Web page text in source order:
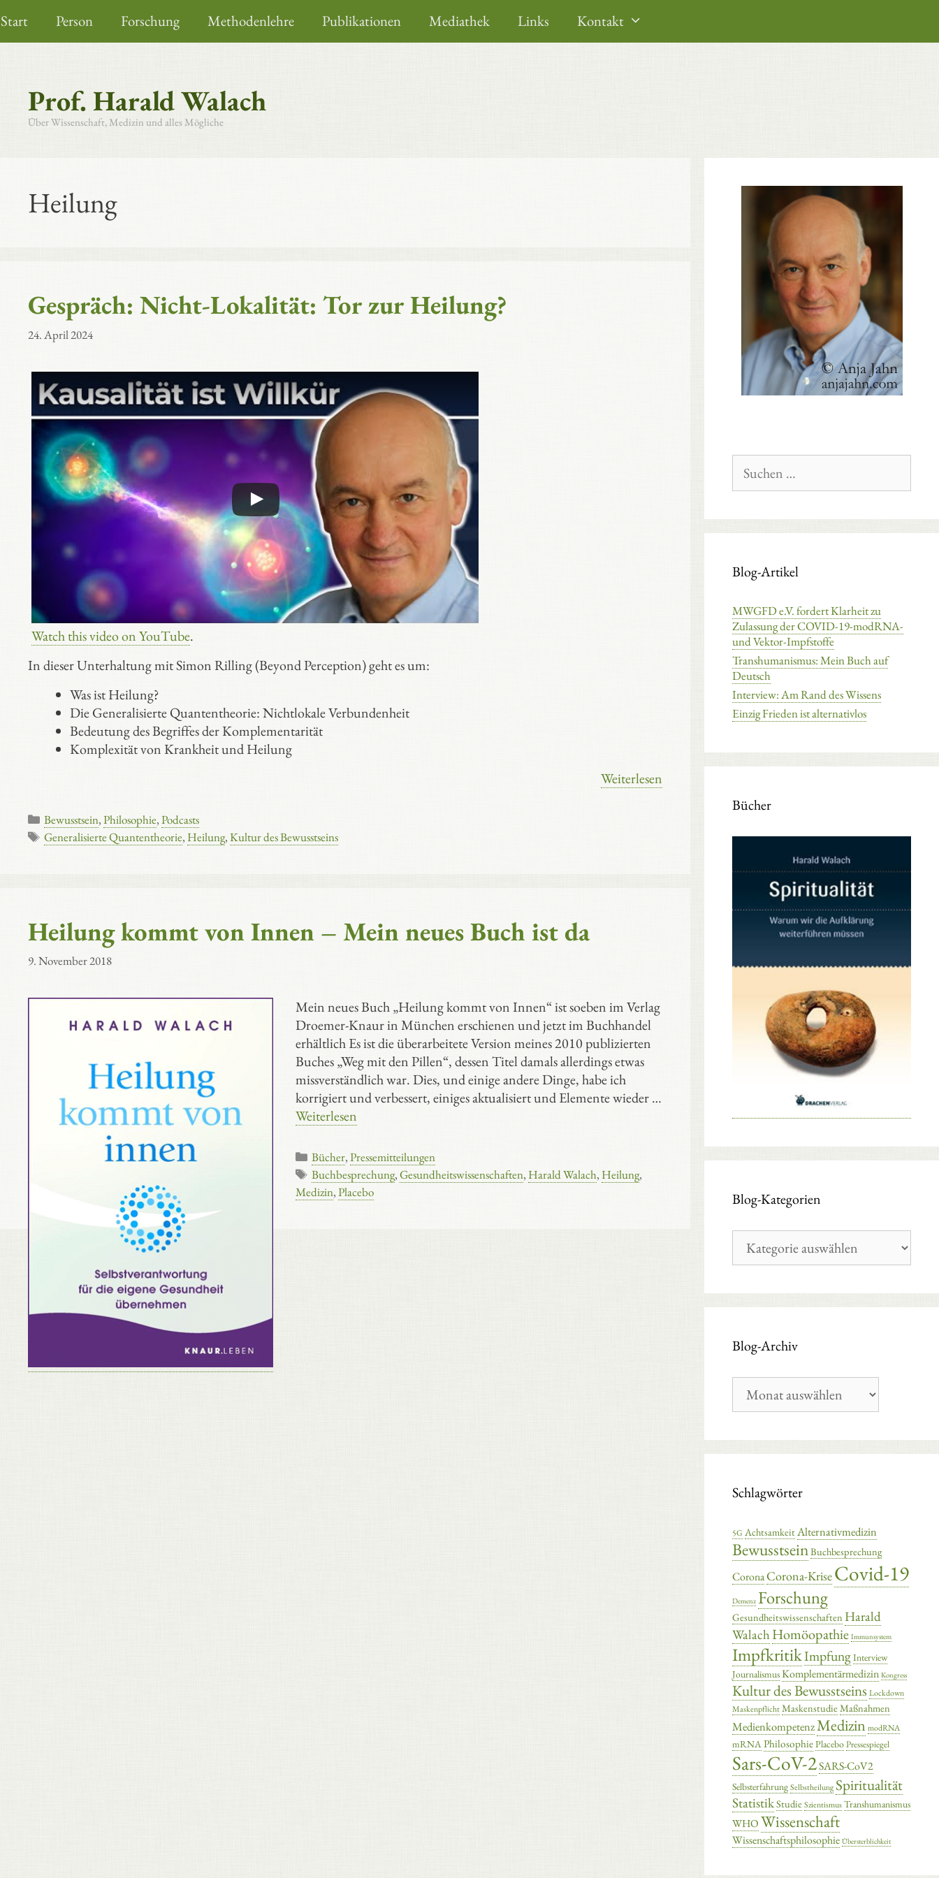
Inhalt
springen
Start Person Forschung Methodenlehre Publikationen Mediathek Links Kontakt
Prof. Harald Walach
Über Wissenschaft, Medizin und alles Mögliche
Heilung
Gespräch: Nicht-Lokalität: Tor zur Heilung?
24. April 2024
Watch this video on YouTube.
In dieser Unterhaltung mit Simon Rilling (Beyond Perception) geht es um:
Was ist Heilung?
Die Generalisierte Quantentheorie: Nichtlokale Verbundenheit
Bedeutung des Begriffes der Komplementarität
Komplexität von Krankheit und Heilung
Weiterlesen
Kategorien
Bewusstsein,Philosophie,Podcasts
Schlagwörter
Generalisierte Quantentheorie, Heilung,Kultur des Bewusstseins
Heilung kommt von Innen – Mein neues Buch ist da
9. November 2018
Mein neues Buch „Heilung kommt von Innen“ ist soeben im Verlag
Droemer-Knaur in München erschienen und jetzt im Buchhandel
erhältlich Es ist die überarbeitete Version meines 2010 publizierten
Buches „Weg mit den Pillen“, dessen Titel damals allerdings etwas
missverständlich war. Dies, und einige andere Dinge, habe ich
korrigiert und verbessert, einiges aktualisiert und Elemente wieder …
Weiterlesen
Kategorien
Bücher,Pressemitteilungen
Schlagwörter
Buchbesprechung,Gesundheitswissenschaften, Harald Walach, Heilung,
Medizin,Placebo
nach:
Blog-Artikel
MWGFD e.V. fordert Klarheit zu
Zulassung der COVID-19-modRNA-
und Vektor-Impfstoffe
Transhumanismus: Mein Buch auf
Deutsch
Interview: Am Rand des Wissens
Einzig Frieden ist alternativlos
Bücher
Blog-Kategorien
Kategorien
Blog-Archiv
Archiv
Schlagwörter
5G AchtsamkeitAlternativmedizin
BewusstseinBuchbesprechung
CoronaCorona-KriseCovid-19
Demenz Forschung
Gesundheitswissenschaften Harald
Walach Homöopathie Immunsystem
ImpfkritikImpfungInterview
JournalismusKomplementärmedizin Kongress
Kultur des Bewusstseins Lockdown
MaskenpflichtMaskenstudieMaßnahmen
MedienkompetenzMedizin modRNA
mRNAPhilosophiePlaceboPressespiegel
Sars-CoV-2SARS-CoV2
SelbsterfahrungSelbstheilung Spiritualität
StatistikStudieSzientismusTranshumanismus
WHO Wissenschaft
Wissenschaftsphilosophie Übersterblichkeit